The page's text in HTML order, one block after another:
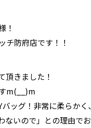
！
チ防府店です！！
頂きました！
m(__)m
ッグ！非常に柔らか
ないので」との理由で